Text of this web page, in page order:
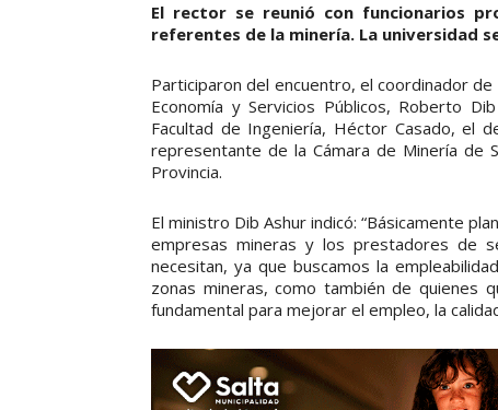
El rector se reunió con funcionarios
referentes de la minería. La universidad
Participaron del encuentro, el coordinador
Economía y Servicios Públicos, Roberto
Facultad de Ingeniería, Héctor Casado, el
representante de la Cámara de Minería de
Provincia.
El ministro Dib Ashur indicó: “Básicamente
empresas mineras y los prestadores de
necesitan, ya que buscamos la
zonas mineras, como también de quienes
fundamental para mejorar el empleo, la